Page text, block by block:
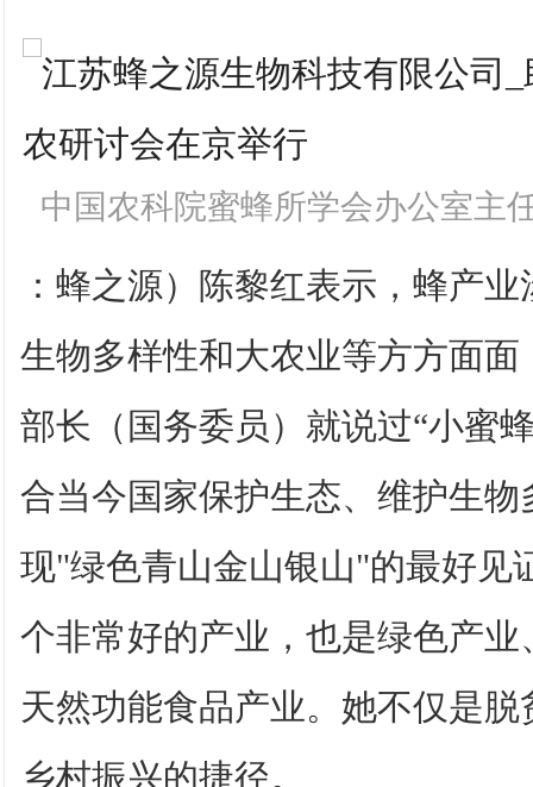
中国农科院蜜蜂所学会办公室主
：蜂之源）陈黎红表示，蜂产
生物多样性和大农业等方方面
部长（国务委员）就说过“小蜜
合当今国家保护生态、维护生
现"绿色青山金山银山"的最好见
个非常好的产业，也是绿色产
天然功能食品产业。她不仅是
乡村振兴的捷径。